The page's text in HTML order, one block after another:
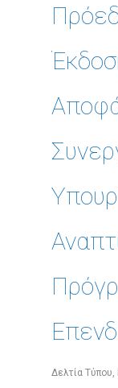
Δελτία Τύπου